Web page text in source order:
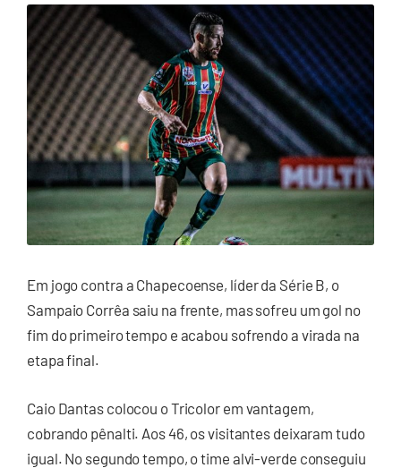
Em jogo contra a Chapecoense, líder da Série B, o
Sampaio Corrêa saiu na frente, mas sofreu um gol no
fim do primeiro tempo e acabou sofrendo a virada na
etapa final.
Caio Dantas colocou o Tricolor em vantagem,
cobrando pênalti. Aos 46, os visitantes deixaram tudo
igual. No segundo tempo, o time alvi-verde conseguiu